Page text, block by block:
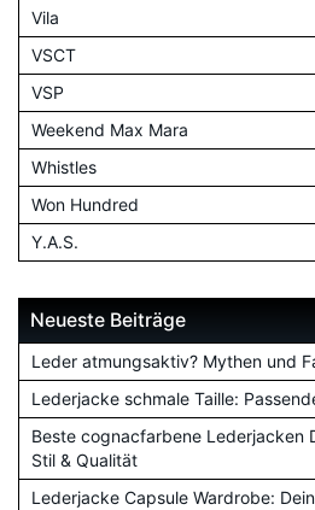
Vila
VSCT
VSP
Weekend Max Mara
Whistles
Won Hundred
Y.A.S.
Neueste Beiträge
Leder atmungsaktiv? Mythen und
Lederjacke schmale Taille:
Beste cognacfarbene Lederjacken
Stil & Qualität
Lederjacke Capsule Wardrobe: